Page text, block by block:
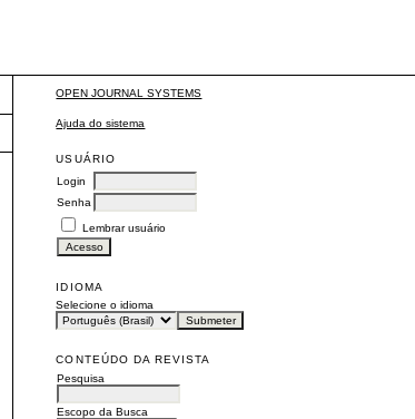
OPEN JOURNAL SYSTEMS
Ajuda do sistema
USUÁRIO
Login
Senha
Lembrar usuário
IDIOMA
Selecione o idioma
CONTEÚDO DA REVISTA
Pesquisa
Escopo da Busca